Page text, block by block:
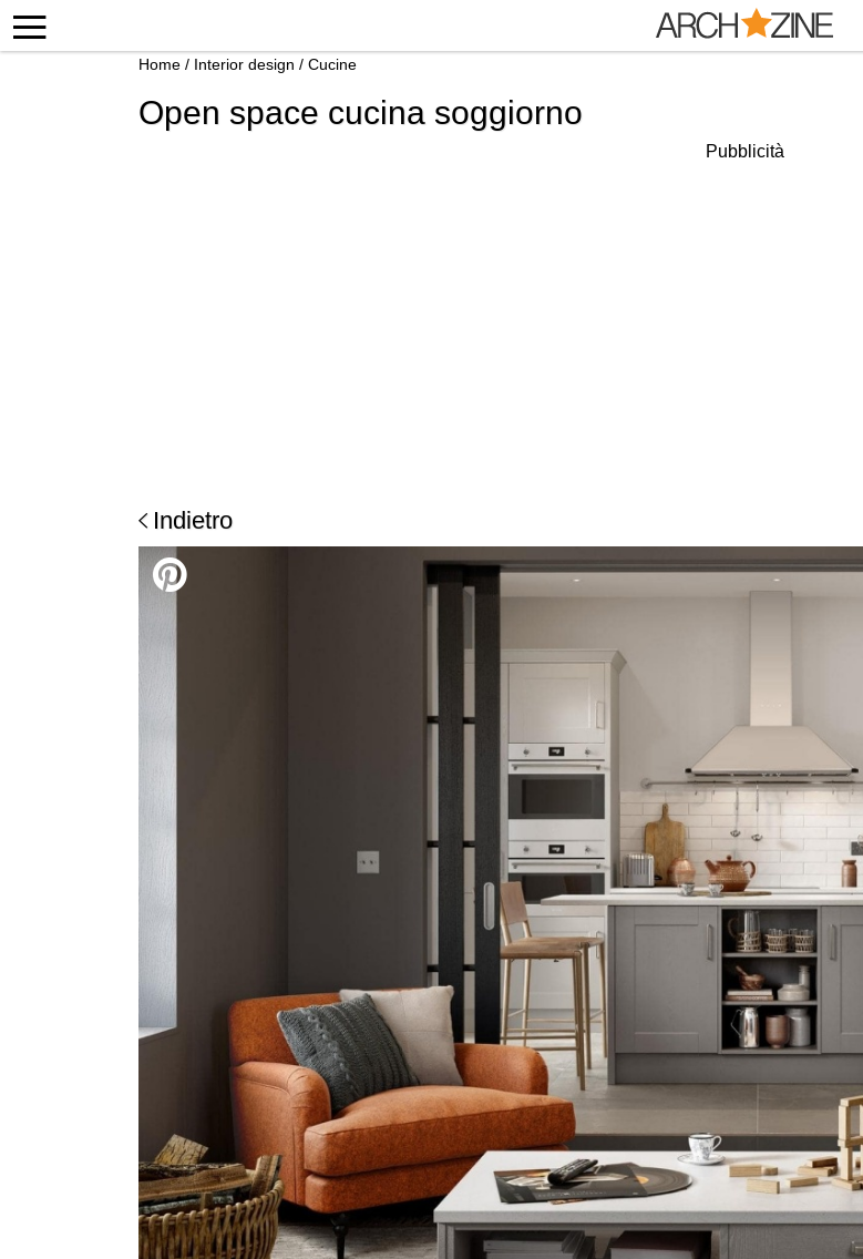
Home / Interior design / Cucine
Open space cucina soggiorno
Pubblicità
Indietro